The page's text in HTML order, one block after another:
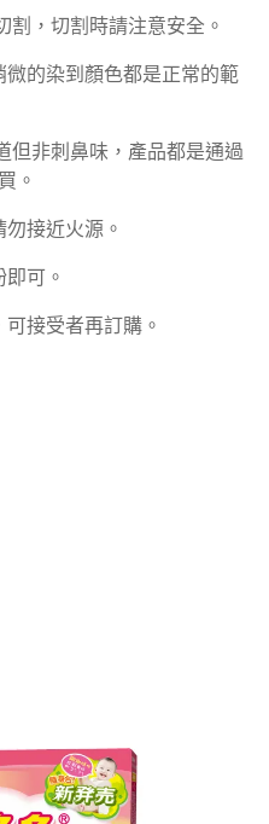
割，切割時請注意安全。
的染到顏色都是正常的範
但非刺鼻味，產品都是通過
。
接近火源。
可。
可接受者再訂購 。